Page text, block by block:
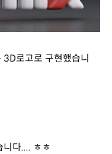
로고로 구현했습니
다.... ㅎㅎ